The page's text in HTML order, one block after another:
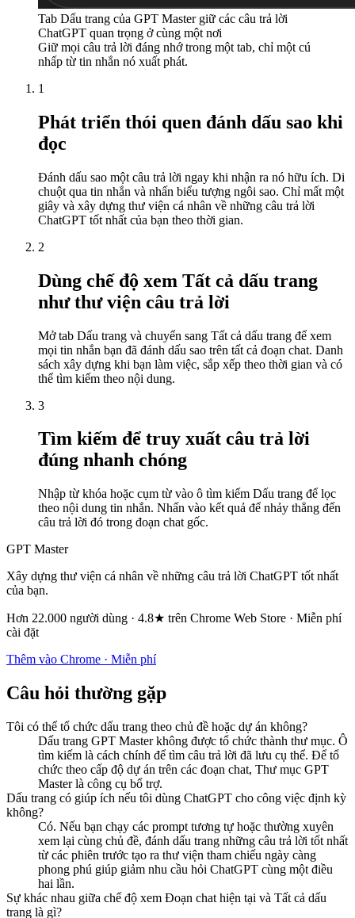
Tab Dấu trang của GPT Master giữ các câu trả lời
ChatGPT quan trọng ở cùng một nơi
Giữ mọi câu trả lời đáng nhớ trong một tab, chỉ một cú
nhấp từ tin nhắn nó xuất phát.
1
Phát triển thói quen đánh dấu sao khi
đọc
Đánh dấu sao một câu trả lời ngay khi nhận ra nó hữu ích. Di
chuột qua tin nhắn và nhấn biểu tượng ngôi sao. Chỉ mất một
giây và xây dựng thư viện cá nhân về những câu trả lời
ChatGPT tốt nhất của bạn theo thời gian.
2
Dùng chế độ xem Tất cả dấu trang
như thư viện câu trả lời
Mở tab Dấu trang và chuyển sang Tất cả dấu trang để xem
mọi tin nhắn bạn đã đánh dấu sao trên tất cả đoạn chat. Danh
sách xây dựng khi bạn làm việc, sắp xếp theo thời gian và có
thể tìm kiếm theo nội dung.
3
Tìm kiếm để truy xuất câu trả lời
đúng nhanh chóng
Nhập từ khóa hoặc cụm từ vào ô tìm kiếm Dấu trang để lọc
theo nội dung tin nhắn. Nhấn vào kết quả để nhảy thẳng đến
câu trả lời đó trong đoạn chat gốc.
GPT Master
Xây dựng thư viện cá nhân về những câu trả lời ChatGPT tốt nhất
của bạn.
Hơn 22.000 người dùng · 4.8★ trên Chrome Web Store · Miễn phí
cài đặt
Thêm vào Chrome · Miễn phí
Câu hỏi thường gặp
Tôi có thể tổ chức dấu trang theo chủ đề hoặc dự án không?
Dấu trang GPT Master không được tổ chức thành thư mục. Ô
tìm kiếm là cách chính để tìm câu trả lời đã lưu cụ thể. Để tổ
chức theo cấp độ dự án trên các đoạn chat, Thư mục GPT
Master là công cụ bổ trợ.
Dấu trang có giúp ích nếu tôi dùng ChatGPT cho công việc định kỳ
không?
Có. Nếu bạn chạy các prompt tương tự hoặc thường xuyên
xem lại cùng chủ đề, đánh dấu trang những câu trả lời tốt nhất
từ các phiên trước tạo ra thư viện tham chiếu ngày càng
phong phú giúp giảm nhu cầu hỏi ChatGPT cùng một điều
hai lần.
Sự khác nhau giữa chế độ xem Đoạn chat hiện tại và Tất cả dấu
trang là gì?